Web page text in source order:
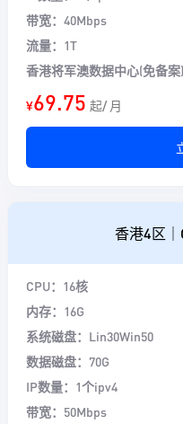
带宽：40Mbps
流量：1T
香港将军澳数据中心(免备案)
¥69.75 起/ 月
香港4区
CPU：16核
内存：16G
系统磁盘：Lin30Win50
数据磁盘：70G
IP数量：1个ipv4
带宽：50Mbps